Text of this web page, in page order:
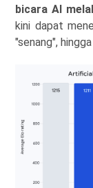
bicara AI
kini dapat
"senang",